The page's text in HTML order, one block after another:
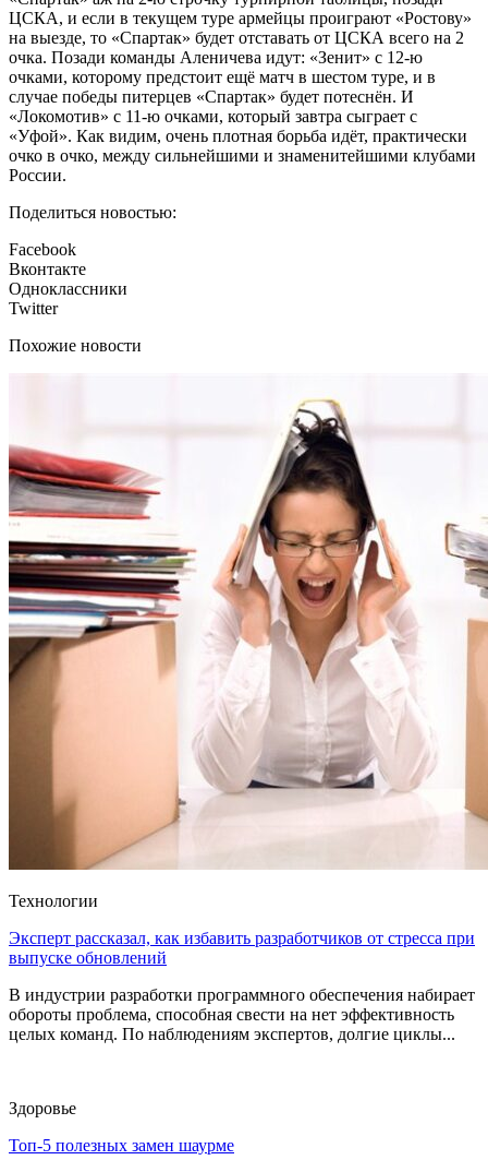
ЦСКА, и если в текущем туре армейцы проиграют «Ростову»
на выезде, то «Спартак» будет отставать от ЦСКА всего на 2
очка. Позади команды Аленичева идут: «Зенит» с 12-ю
очками, которому предстоит ещё матч в шестом туре, и в
случае победы питерцев «Спартак» будет потеснён. И
«Локомотив» с 11-ю очками, который завтра сыграет с
«Уфой». Как видим, очень плотная борьба идёт, практически
очко в очко, между сильнейшими и знаменитейшими клубами
России.
Поделиться новостью:
Facebook
Вконтакте
Одноклассники
Twitter
Похожие новости
Технологии
Эксперт рассказал, как избавить разработчиков от стресса при
выпуске обновлений
В индустрии разработки программного обеспечения набирает
обороты проблема, способная свести на нет эффективность
целых команд. По наблюдениям экспертов, долгие циклы...
Здоровье
Топ-5 полезных замен шаурме